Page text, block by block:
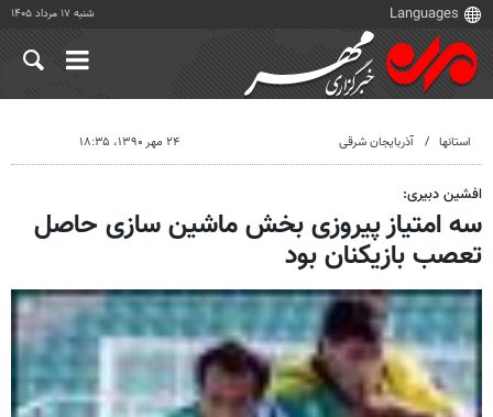
شنبه ۱۷ مرداد ۱۴۰۵
استانها آذربایجان شرقی ۲۴ مهر ۱۳۹۰، ۱۸:۳۵
افشین دبیری:
سه امتیاز پیروزی بخش ماشین سازی حاصل
تعصب بازیکنان بود